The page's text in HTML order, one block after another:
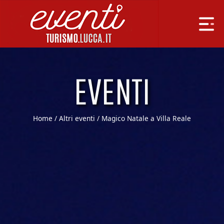
EVENTI
Home / Altri eventi / Magico Natale a Villa Reale